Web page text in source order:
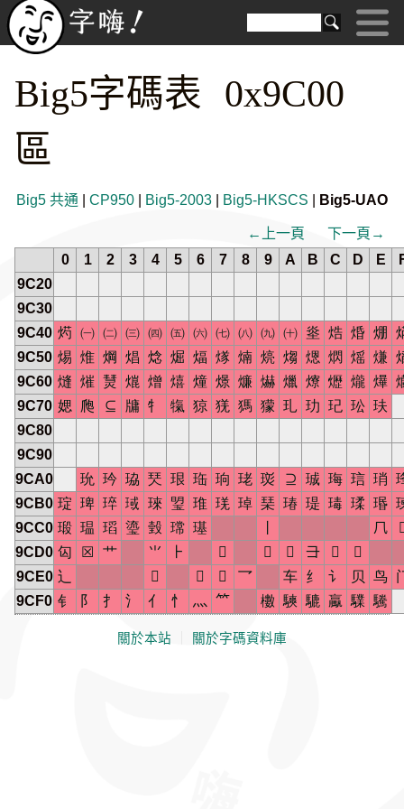
Big5字碼表 0x9C00
區
Big5 共通 CP950 Big5-2003 Big5-HKSCS Big5-UAO
←上一頁
下一頁→
0
1 2 3 4 5 6 7 8 9 A B C D E
9C20
9C30
9C40 烵 ㈠ ㈡ ㈢ ㈣ ㈤ ㈥ ㈦ ㈧ ㈨ ㈩ 烾 焅 焝 焩
9C50 焬 焳 焵 焻 焾 煀 煏 煫 煵 煷 煼 煾 熌 熎 熑
9C60 熢 熣 熭 熴 熷 熺 燑 燝 燫 爀 爉 爎 爏 爖 爗
9C70 媤 爮 ⊆ 牗 牜 犔 猄 猐 獁 獴 玌 玏 玘 玜 玞
9C80
9C90
9CA0
玧 玪 珕 珡 珢 珤 珦 珯 珳 ⊇ 珹 珻 琂 琑
9CB0 琔 琕 琗 琙 琜 琞 琟 琷 琸 琹 瑃 瑅 瑇 瑈 瑉
9CC0 瑖 瑥 瑫 瑬 瑴 瑺 璂 ⺇
9CD0 匃 ☒ 艹 ⺌ ⺊    ⺕ 

9CE0 辶    乛 车 纟 讠 贝 鸟
9CF0 钅 阝 扌 氵 亻 忄 灬 ⺮ 櫢 騻 騼 驘 驜 驣
關於本站 關於字碼資料庫